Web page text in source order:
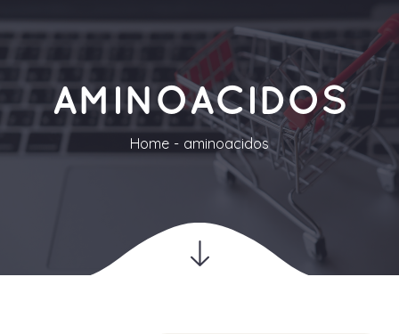
AMINOACIDOS
Home aminoacidos